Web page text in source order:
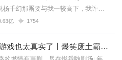
【冒泡有奖】听说杨千幻那厮要与我一较高下，我许七安要开始装叉了！快进入声音播放页戳下方输入框，冒个泡偷偷告诉我，我要用哪些诗词才能胜过他？说得好的，有赏！202...
亿 1754
【燃番啦】这游戏也太真实了丨爆笑废土霸榜神作丨紫襟剧社制作